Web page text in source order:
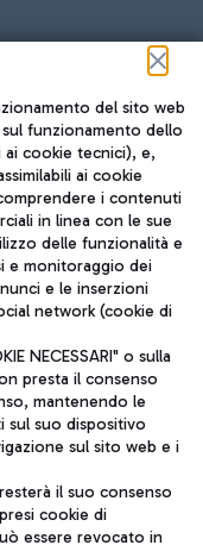
a direzione e
13032990155 P.
del sito web
funzionamento dello
ai cookie tecnici), e,
ai cookie
i contenuti
in linea con le sue
delle funzionalità e
e monitoraggio dei
e le inserzioni
network (cookie di
NECESSARI" o sulla
presta il consenso
mantenendo le
sul suo dispositivo
sul sito web e i
il suo consenso
cookie di
essere revocato in